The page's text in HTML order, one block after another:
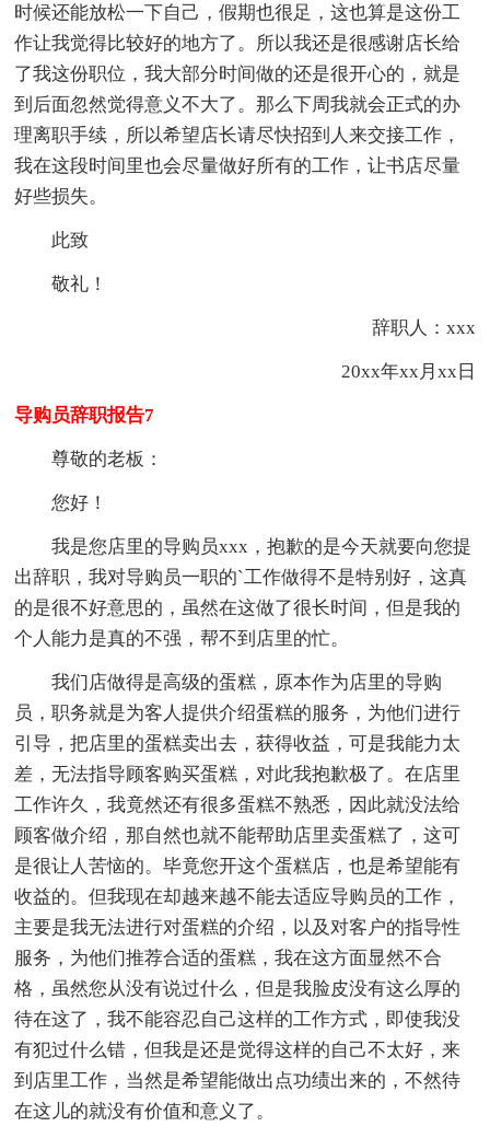
时候还能放松一下自己，假期也很足，这也算是这份工
作让我觉得比较好的地方了。所以我还是很感谢店长给
了我这份职位，我大部分时间做的还是很开心的，就是
到后面忽然觉得意义不大了。那么下周我就会正式的办
理离职手续，所以希望店长请尽快招到人来交接工作，
我在这段时间里也会尽量做好所有的工作，让书店尽量
好些损失。
此致
敬礼！
辞职人：xxx
20xx年xx月xx日
导购员辞职报告7
尊敬的老板：
您好！
我是您店里的导购员xxx，抱歉的是今天就要向您提
出辞职，我对导购员一职的`工作做得不是特别好，这真
的是很不好意思的，虽然在这做了很长时间，但是我的
个人能力是真的不强，帮不到店里的忙。
我们店做得是高级的蛋糕，原本作为店里的导购
员，职务就是为客人提供介绍蛋糕的服务，为他们进行
引导，把店里的蛋糕卖出去，获得收益，可是我能力太
差，无法指导顾客购买蛋糕，对此我抱歉极了。在店里
工作许久，我竟然还有很多蛋糕不熟悉，因此就没法给
顾客做介绍，那自然也就不能帮助店里卖蛋糕了，这可
是很让人苦恼的。毕竟您开这个蛋糕店，也是希望能有
收益的。但我现在却越来越不能去适应导购员的工作，
主要是我无法进行对蛋糕的介绍，以及对客户的指导性
服务，为他们推荐合适的蛋糕，我在这方面显然不合
格，虽然您从没有说过什么，但是我脸皮没有这么厚的
待在这了，我不能容忍自己这样的工作方式，即使我没
有犯过什么错，但我是还是觉得这样的自己不太好，来
到店里工作，当然是希望能做出点功绩出来的，不然待
在这儿的就没有价值和意义了。